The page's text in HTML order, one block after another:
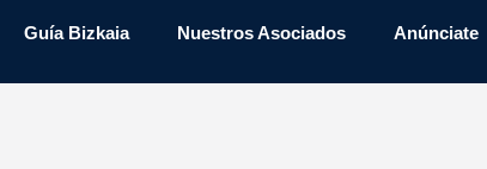
Guía Bizkaia Nuestros Asociados Anúnciate